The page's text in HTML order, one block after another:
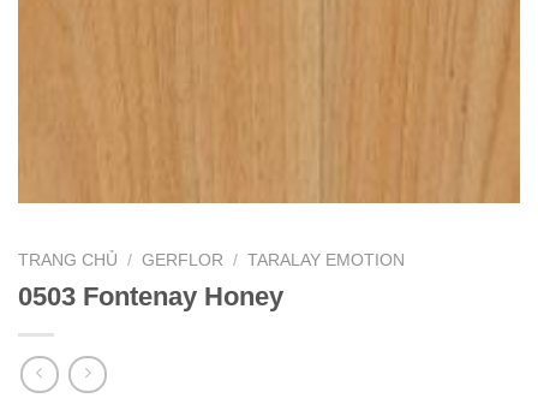
TRANG CHỦ / GERFLOR / TARALAY EMOTION
0503 Fontenay Honey